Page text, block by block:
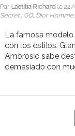
Par Laetitia Richard le
Secret , GQ, Dior
La famosa modelo
con los estilos.
Ambrosio sabe
demasiado con